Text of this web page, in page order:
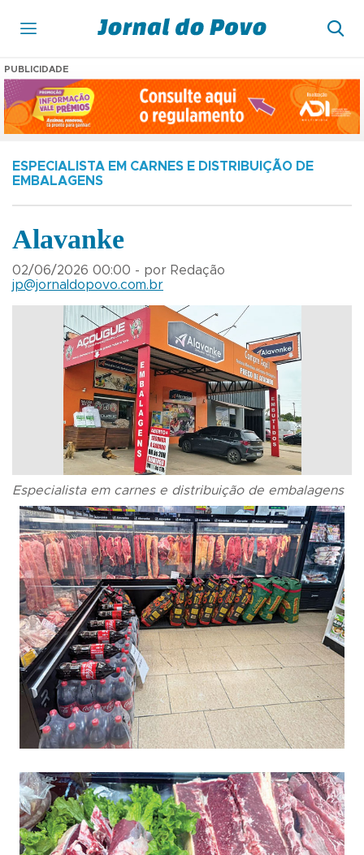
PUBLICIDADE
ESPECIALISTA EM CARNES E DISTRIBUIÇÃO DE
EMBALAGENS
Alavanke
02/06/2026 00:00 - por Redação
jp@jornaldopovo.com.br
Especialista em carnes e distribuição de embalagens